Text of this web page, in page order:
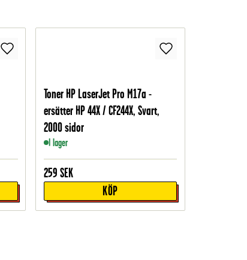
Toner HP LaserJet Pro M17a -
ersätter HP 44X / CF244X, Svart,
2000 sidor
I lager
259 SEK
KÖP